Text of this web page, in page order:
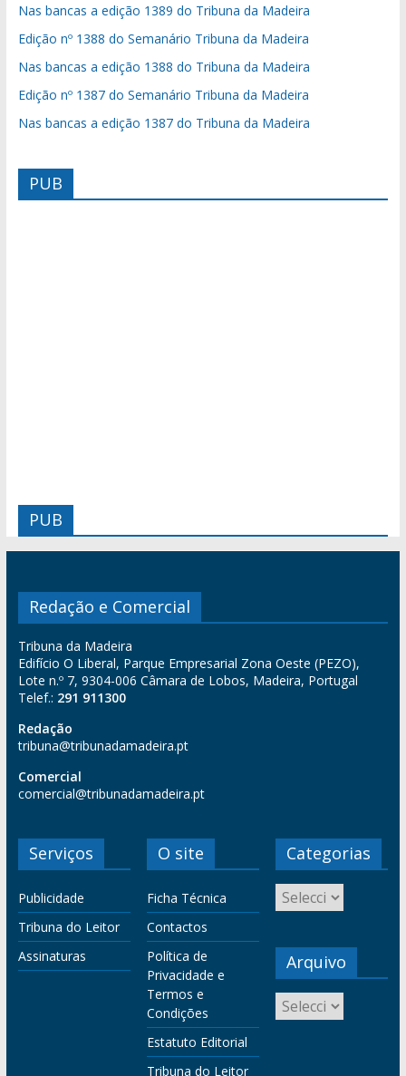
Nas bancas a edição 1389 do Tribuna da Madeira
Edição nº 1388 do Semanário Tribuna da Madeira
Nas bancas a edição 1388 do Tribuna da Madeira
Edição nº 1387 do Semanário Tribuna da Madeira
Nas bancas a edição 1387 do Tribuna da Madeira
PUB
PUB
Redação e Comercial
Tribuna da Madeira
Edifício O Liberal, Parque Empresarial Zona Oeste (PEZO),
Lote n.º 7, 9304-006 Câmara de Lobos, Madeira, Portugal
Telef.: 291 911300
Redação
tribuna@tribunadamadeira.pt
Comercial
comercial@tribunadamadeira.pt
Serviços
Publicidade
Tribuna do Leitor
Assinaturas
O site
Ficha Técnica
Contactos
Política de
Privacidade e
Termos e
Condições
Estatuto Editorial
Tribuna do Leitor
Categorias
Arquivo